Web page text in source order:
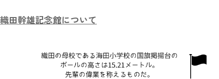
織田幹雄記念館について